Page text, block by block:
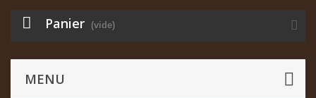
Panier (vide)
MENU